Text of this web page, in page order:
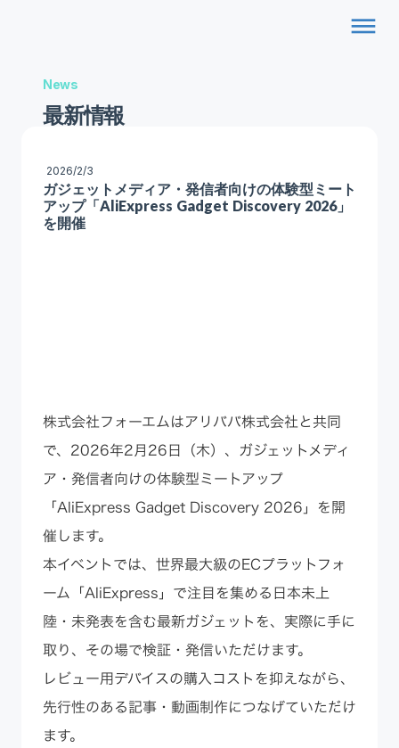
dehaze
News
最新情報
2026/2/3
ガジェットメディア・発信者向けの体験型ミート
アップ「AliExpress Gadget Discovery 2026」
を開催
株式会社フォーエムはアリババ株式会社と共同
で、2026年2月26日（木）、ガジェットメディ
ア・発信者向けの体験型ミートアップ
「AliExpress Gadget Discovery 2026」を開
催します。
本イベントでは、世界最大級のECプラットフォ
ーム「AliExpress」で注目を集める日本未上
陸・未発表を含む最新ガジェットを、実際に手に
取り、その場で検証・発信いただけます。
レビュー用デバイスの購入コストを抑えながら、
先行性のある記事・動画制作につなげていただけ
ます。